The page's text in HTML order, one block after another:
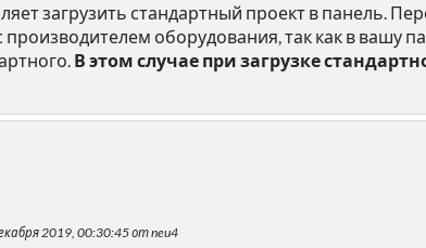
загрузить стандартный проект в панель.
производителем оборудования, так как в вашу
В этом случае при загрузке
2019, 00:30:45 от neu4